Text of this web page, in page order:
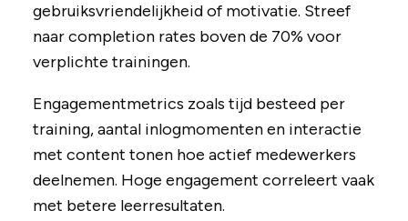
gebruiksvriendelijkheid of motivatie. Streef
naar completion rates boven de 70% voor
verplichte trainingen.
Engagementmetrics zoals tijd besteed per
training, aantal inlogmomenten en interactie
met content tonen hoe actief medewerkers
deelnemen. Hoge engagement correleert vaak
met betere leerresultaten.